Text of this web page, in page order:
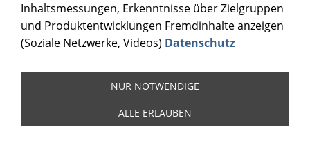
Inhaltsmessungen, Erkenntnisse über Zielgruppen
und Produktentwicklungen Fremdinhalte anzeigen
(Soziale Netzwerke, Videos) Datenschutz
NUR NOTWENDIGE
ALLE ERLAUBEN